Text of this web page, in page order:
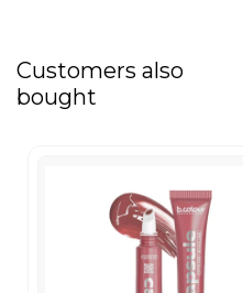
Customers also
bought